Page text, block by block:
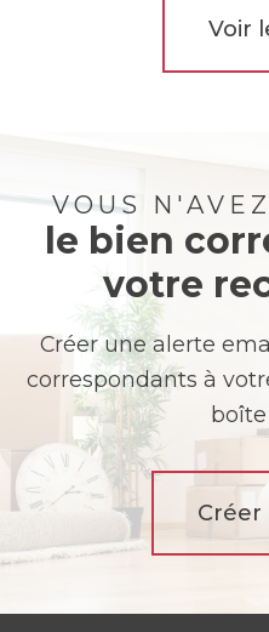
Voir
VOUS
le bien
votre
Créer une alerte
correspondants à
Créer